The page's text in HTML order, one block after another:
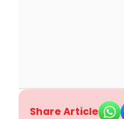
Share Article